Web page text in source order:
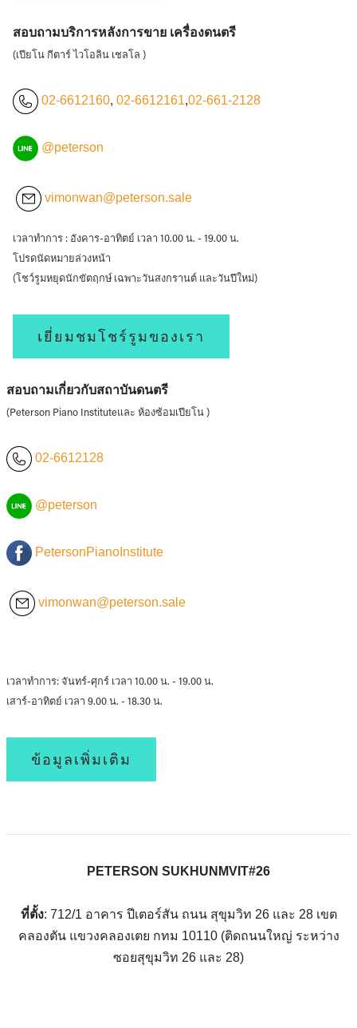
สอบถามบริการหลังการขาย เครื่องดนตรี
(เปียโน กีตาร์ ไวโอลิน เชลโล )
02-6612160, 02-6612161,02-661-2128
@peterson
vimonwan@peterson.sale
เวลาทำการ : อังคาร-อาทิตย์ เวลา 10.00 น. - 19.00 น.
โปรดนัดหมายล่วงหน้า
(โชว์รูมหยุดนักขัตฤกษ์ เฉพาะวันสงกรานต์ และวันปีใหม่)
เยี่ยมชมโชร์รูมของเรา
สอบถามเกี่ยวกับสถาบันดนตรี
(Peterson Piano Instituteและ ห้องซ้อมเปียโน )
02-6612128
@peterson
PetersonPianoInstitute
vimonwan@peterson.sale
เวลาทำการ: จันทร์-ศุกร์ เวลา 10.00 น. - 19.00 น.
เสาร์-อาทิตย์ เวลา 9.00 น. - 18.30 น.
ข้อมูลเพิ่มเติม
PETERSON SUKHUNMVIT#26
ที่ตั้ง: 712/1 อาคาร ปีเตอร์สัน ถนน สุขุมวิท 26 และ 28 เขต
คลองตัน แขวงคลองเตย กทม 10110 (ติดถนนใหญ่ ระหว่าง
ซอยสุขุมวิท 26 และ 28)